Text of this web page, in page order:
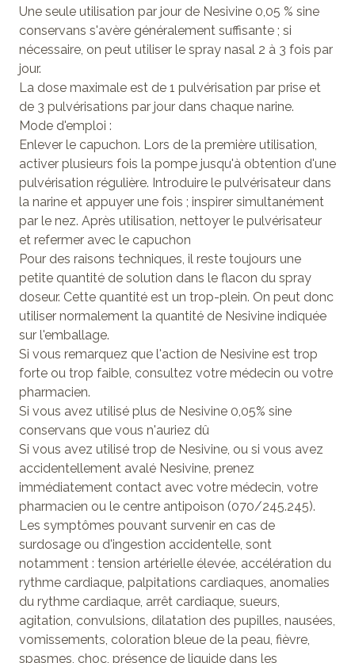
Une seule utilisation par jour de Nesivine 0,05 % sine
conservans s'avère généralement suffisante ; si
nécessaire, on peut utiliser le spray nasal 2 à 3 fois par
jour.
La dose maximale est de 1 pulvérisation par prise et
de 3 pulvérisations par jour dans chaque narine.
Mode d'emploi :
Enlever le capuchon. Lors de la première utilisation,
activer plusieurs fois la pompe jusqu'à obtention d'une
pulvérisation régulière. Introduire le pulvérisateur dans
la narine et appuyer une fois ; inspirer simultanément
par le nez. Après utilisation, nettoyer le pulvérisateur
et refermer avec le capuchon
Pour des raisons techniques, il reste toujours une
petite quantité de solution dans le flacon du spray
doseur. Cette quantité est un trop-plein. On peut donc
utiliser normalement la quantité de Nesivine indiquée
sur l'emballage.
Si vous remarquez que l'action de Nesivine est trop
forte ou trop faible, consultez votre médecin ou votre
pharmacien.
Si vous avez utilisé plus de Nesivine 0,05% sine
conservans que vous n'auriez dû
Si vous avez utilisé trop de Nesivine, ou si vous avez
accidentellement avalé Nesivine, prenez
immédiatement contact avec votre médecin, votre
pharmacien ou le centre antipoison (070/245.245).
Les symptômes pouvant survenir en cas de
surdosage ou d'ingestion accidentelle, sont
notamment : tension artérielle élevée, accélération du
rythme cardiaque, palpitations cardiaques, anomalies
du rythme cardiaque, arrêt cardiaque, sueurs,
agitation, convulsions, dilatation des pupilles, nausées,
vomissements, coloration bleue de la peau, fièvre,
spasmes, choc, présence de liquide dans les